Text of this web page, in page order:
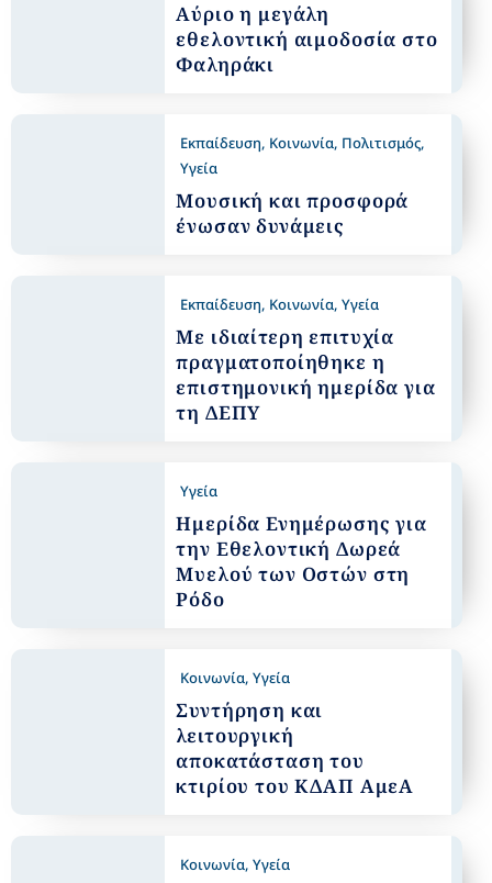
Αύριο η μεγάλη
εθελοντική αιμοδοσία στο
Φαληράκι
Εκπαίδευση, Κοινωνία, Πολιτισμός,
Υγεία
Μουσική και προσφορά
ένωσαν δυνάμεις
Εκπαίδευση, Κοινωνία,Υγεία
Με ιδιαίτερη επιτυχία
πραγματοποίηθηκε η
επιστημονική ημερίδα για
τη ΔΕΠΥ
Υγεία
Ημερίδα Ενημέρωσης για
την Εθελοντική Δωρεά
Μυελού των Οστών στη
Ρόδο
Κοινωνία,Υγεία
Συντήρηση και
λειτουργική
αποκατάσταση του
κτιρίου του ΚΔΑΠ ΑμεΑ
Κοινωνία,Υγεία